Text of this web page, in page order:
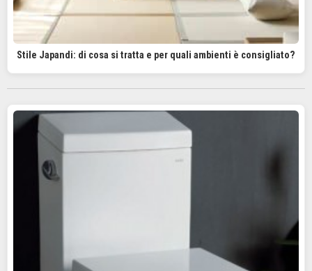
Stile Japandi: di cosa si tratta e per quali ambienti è consigliato?